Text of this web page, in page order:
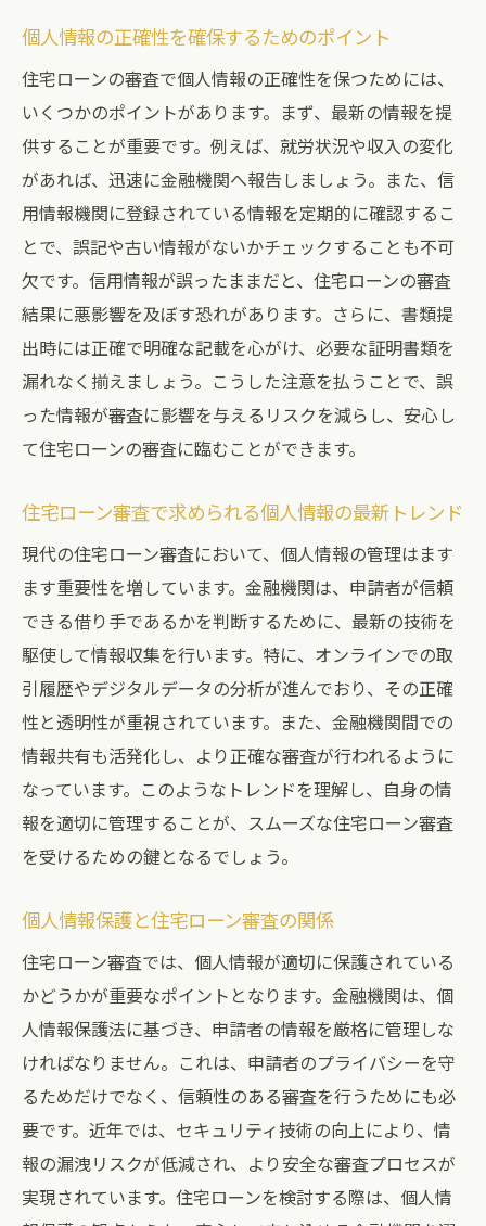
信用情報を確認するタイミング
信用情報を有利に活用するためのテクニッ
ク
第三者機関を活用した信用情報の改善
信用情報の誤りを修正する手順
信用情報の透明性がもたらす利点
住宅ローンを申し込む前に確認すべき個人情報
のチェックリスト
住宅ローン審査に必要な個人情報のリスト
アップ
申込準備段階での情報チェック方法
個人情報の漏洩を防ぐための注意点
住宅ローン審査での情報提出時の注意点
個人情報更新の必要性とその方法
住宅ローン審査のための情報整理術
住宅ローン審査を成功させるための個人情報管
理のコツ
個人情報管理の基本とその重要性
住宅ローン審査における情報管理の実例
トラブルを避けるための情報管理ルール
個人情報を正確に保つための定期的な確認
情報管理に役立つアプリとツール
個人情報の正確性を確保するためのポイント
住宅ローンの審査で個人情報の正確性を保つためには、
いくつかのポイントがあります。まず、最新の情報を提
供することが重要です。例えば、就労状況や収入の変化
があれば、迅速に金融機関へ報告しましょう。また、信
用情報機関に登録されている情報を定期的に確認するこ
とで、誤記や古い情報がないかチェックすることも不可
欠です。信用情報が誤ったままだと、住宅ローンの審査
結果に悪影響を及ぼす恐れがあります。さらに、書類提
出時には正確で明確な記載を心がけ、必要な証明書類を
漏れなく揃えましょう。こうした注意を払うことで、誤
った情報が審査に影響を与えるリスクを減らし、安心し
て住宅ローンの審査に臨むことができます。
住宅ローン審査で求められる個人情報の最新トレンド
現代の住宅ローン審査において、個人情報の管理はます
ます重要性を増しています。金融機関は、申請者が信頼
できる借り手であるかを判断するために、最新の技術を
駆使して情報収集を行います。特に、オンラインでの取
引履歴やデジタルデータの分析が進んでおり、その正確
性と透明性が重視されています。また、金融機関間での
情報共有も活発化し、より正確な審査が行われるように
なっています。このようなトレンドを理解し、自身の情
報を適切に管理することが、スムーズな住宅ローン審査
を受けるための鍵となるでしょう。
個人情報保護と住宅ローン審査の関係
住宅ローン審査では、個人情報が適切に保護されている
かどうかが重要なポイントとなります。金融機関は、個
人情報保護法に基づき、申請者の情報を厳格に管理しな
ければなりません。これは、申請者のプライバシーを守
るためだけでなく、信頼性のある審査を行うためにも必
要です。近年では、セキュリティ技術の向上により、情
報の漏洩リスクが低減され、より安全な審査プロセスが
実現されています。住宅ローンを検討する際は、個人情